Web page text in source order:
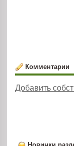
Комментарии
Добавить